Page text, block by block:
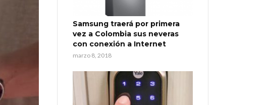
Samsung traerá por primera
vez a Colombia sus neveras
con conexión a Internet
marzo 8, 2018